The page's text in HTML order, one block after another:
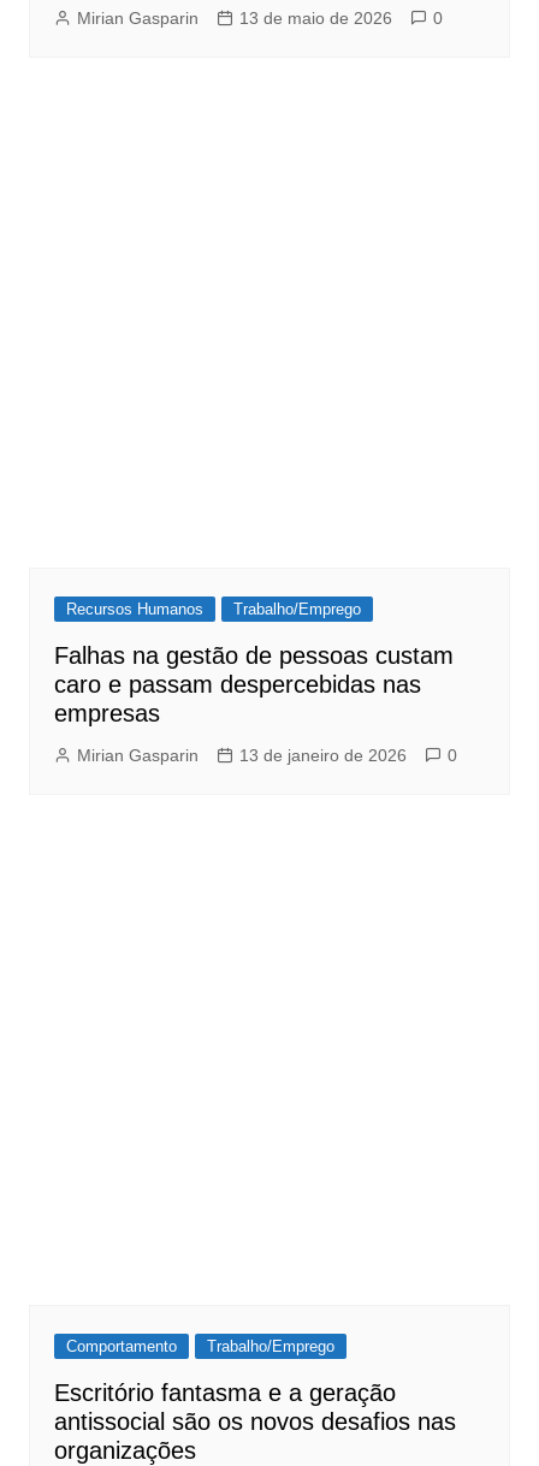
Mirian Gasparin 13 de maio de 2026 0
Recursos Humanos Trabalho/Emprego
Falhas na gestão de pessoas custam
caro e passam despercebidas nas
empresas
Mirian Gasparin 13 de janeiro de 2026 0
Comportamento Trabalho/Emprego
Escritório fantasma e a geração
antissocial são os novos desafios nas
organizações